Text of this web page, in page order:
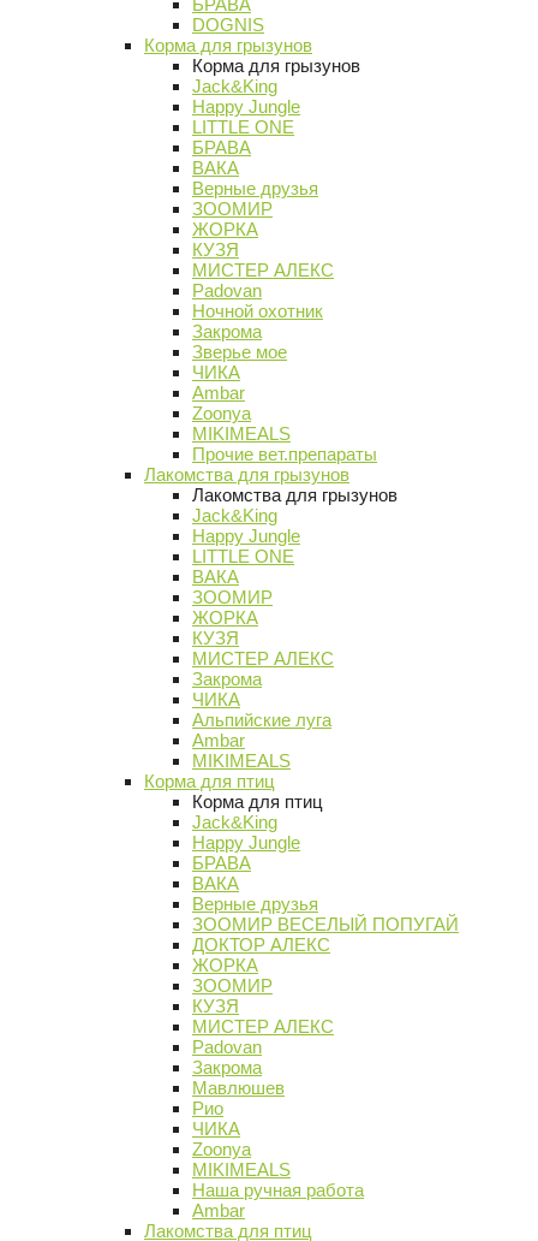
БРАВА
DOGNIS
Корма для грызунов
Корма для грызунов
Jack&King
Happy Jungle
LITTLE ONE
БРАВА
ВАКА
Верные друзья
ЗООМИР
ЖОРКА
КУЗЯ
МИСТЕР АЛЕКС
Padovan
Ночной охотник
Закрома
Зверье мое
ЧИКА
Ambar
Zoonya
MIKIMEALS
Прочие вет.препараты
Лакомства для грызунов
Лакомства для грызунов
Jack&King
Happy Jungle
LITTLE ONE
ВАКА
ЗООМИР
ЖОРКА
КУЗЯ
МИСТЕР АЛЕКС
Закрома
ЧИКА
Альпийские луга
Ambar
MIKIMEALS
Корма для птиц
Корма для птиц
Jack&King
Happy Jungle
БРАВА
ВАКА
Верные друзья
ЗООМИР ВЕСЕЛЫЙ ПОПУГАЙ
ДОКТОР АЛЕКС
ЖОРКА
ЗООМИР
КУЗЯ
МИСТЕР АЛЕКС
Padovan
Закрома
Мавлюшев
Рио
ЧИКА
Zoonya
MIKIMEALS
Наша ручная работа
Ambar
Лакомства для птиц